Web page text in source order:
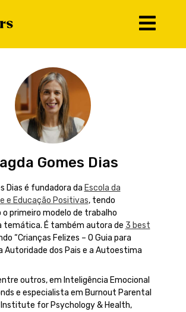
Gomes Dias
Dias é fundadora da Escola da
e Educação Positivas, tendo
o primeiro modelo de trabalho
temática. É também autora de 3 best
“Crianças Felizes – O Guia para
Autoridade dos Pais e a Autoestima
outros, em Inteligência Emocional
e especialista em Burnout Parental
Institute for Psychology & Health,